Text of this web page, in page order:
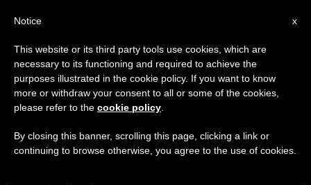
ETIQUETA
Posts Tagged ‘viaje A
Chile’
×
Aviso importante
Del 27 de julio al 7 de agosto haremos la pausa
anual, aprovechando que en el periodo de verano
se generan menos informaciones y también el
x
Notice
This website or its third party tools use cookies, which are
necessary to its functioning and required to achieve the
purposes illustrated in the cookie policy. If you want to know
more or withdraw your consent to all or some of the cookies,
please refer to the cookie policy
By closing this banner, scrolling this page, clicking a link or
continuing to browse otherwise, you agree to the use of cookies.